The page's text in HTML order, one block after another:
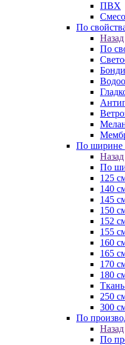
ПВХ
По
Назад
По
По ширине
Назад
По
125
140
145
150
152
155
160
165
170
180
250
300
По
Назад
По